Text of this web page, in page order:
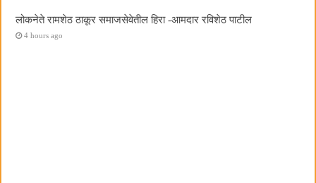
लोकनेते रामशेठ ठाकूर समाजसेवेतील हिरा -आमदार रविशेठ पाटील
4 hours ago